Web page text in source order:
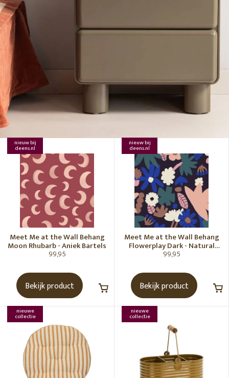
nieuw bij
deens.nl
Meet Me at the Wall Behang
Moon Rhubarb - Aniek Bartels
99,95
Bekijk product
nieuw bij
deens.nl
Meet Me at the Wall Behang
Flowerplay Dark - Natural
Noord
99,95
Bekijk product
nieuwe
collectie
nieuwe
collectie